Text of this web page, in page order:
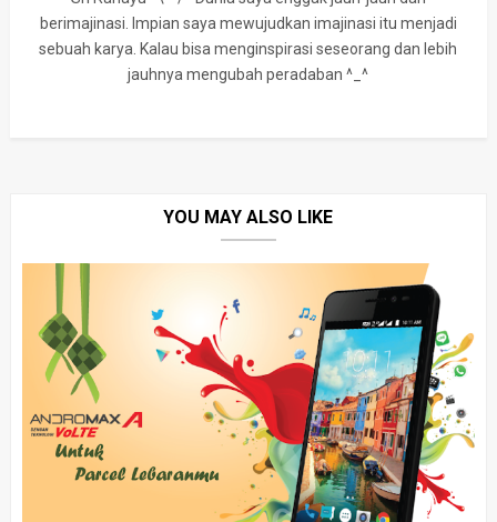
berimajinasi. Impian saya mewujudkan imajinasi itu menjadi
sebuah karya. Kalau bisa menginspirasi seseorang dan lebih
jauhnya mengubah peradaban ^_^
YOU MAY ALSO LIKE